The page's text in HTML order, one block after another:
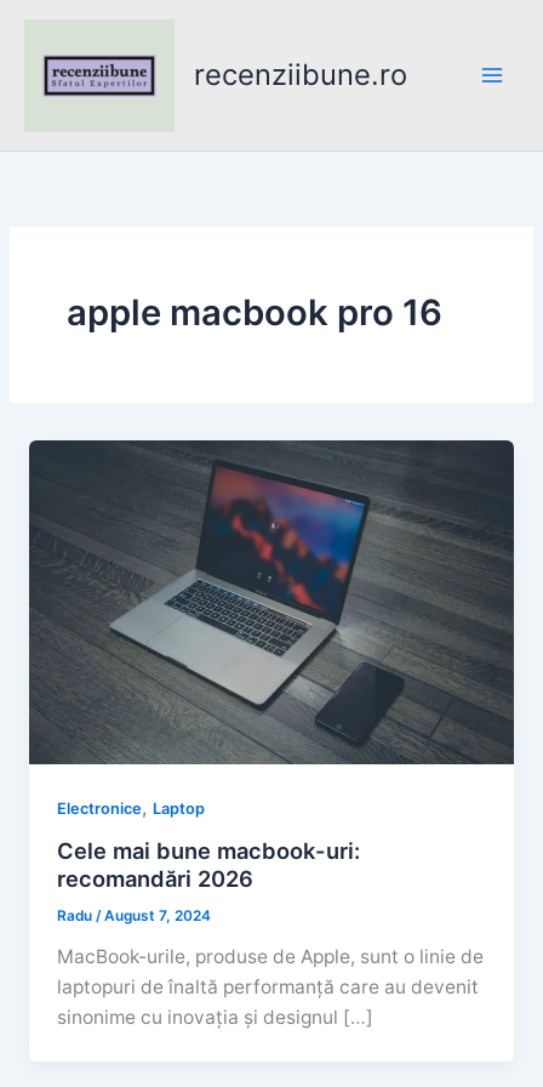
content
recenziibune.ro
apple macbook pro 16
Electronice, Laptop
Cele mai bune macbook-uri:
recomandări 2026
Radu/August 7, 2024
MacBook-urile, produse de Apple, sunt o linie de
laptopuri de înaltă performanță care au devenit
sinonime cu inovația și designul […]